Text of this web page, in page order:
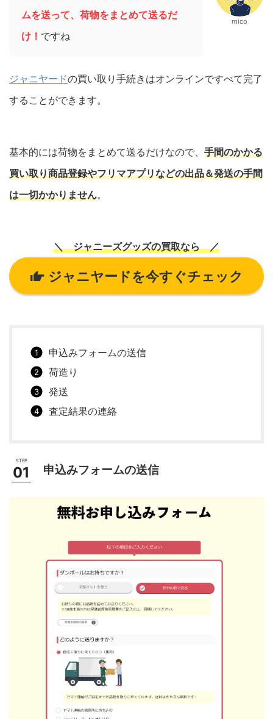
ムを送って、荷物をまとめて送るだ
け！ ですね
mico
ジャニヤードの買い取り手続きはオンラインですべて完了
することができます。
基本的には荷物をまとめて送るだけなので、 手間のかかる
買い取り商品登録やフリマアプリなどの出品＆発送の手間
は一切かかりません。
＼ ジャニーズグッズの買取なら ／
ジャニヤードを今すぐチェック
申込みフォームの送信
荷造り
発送
査定結果の連絡
申込みフォームの送信